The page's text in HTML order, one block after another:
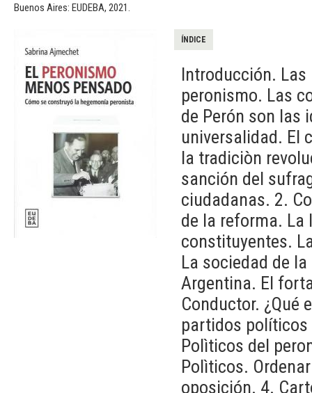
Buenos Aires: EUDEBA, 2021.
ÍNDICE
Introducción.
peronismo. Las
de Perón son las
universalidad. El
la tradiciòn
sanción del
ciudadanas. 2.
de la reforma. La
constituyentes.
La sociedad de
Argentina. El
Conductor. ¿Qué
partidos políticos
Polìticos del
Polìticos.
oposición. 4.